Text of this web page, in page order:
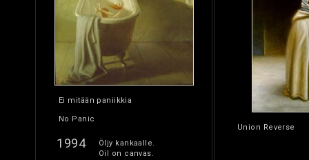
Ei mitään paniikkia
No Panic
1994
Öljy kankaalle.
Oil on canvas.
Union Reverse